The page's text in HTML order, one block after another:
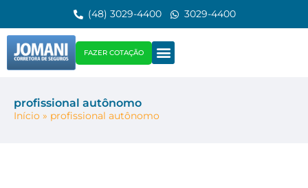
(48) 3029-4400 3029-4400
FAZER COTAÇÃO
profissional autônomo
Início » profissional autônomo